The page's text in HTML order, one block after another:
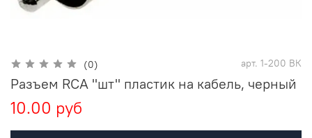
(0) арт. 1-200 ВК
Разъем RCA "шт" пластик на кабель, черный
10.00 руб